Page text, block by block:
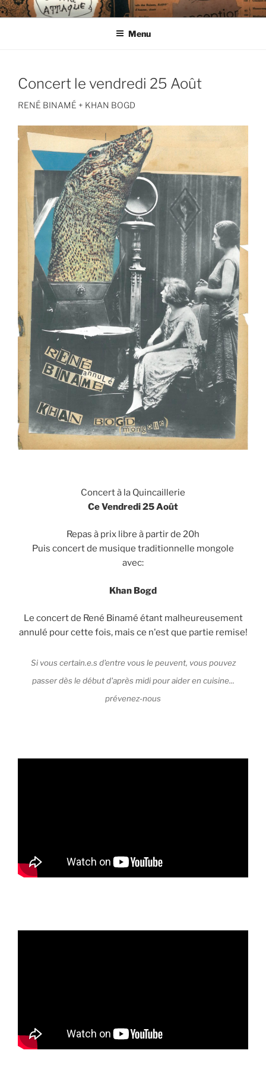
Aller
au
CIE LES ENDIMANCHÉS
Menu
Concert le vendredi 25 Août
RENÉ BINAMÉ + KHAN BOGD
Concert à la Quincaillerie
Ce Vendredi 25 Août
Repas à prix libre à partir de 20h
Puis concert de musique traditionnelle mongole
avec:
Khan Bogd
Le concert de René Binamé étant malheureusement
annulé pour cette fois, mais ce n'est que partie remise!
Si vous certain.e.s d'entre vous le peuvent, vous pouvez
passer dès le début d'après midi pour aider en cuisine...
prévenez-nous